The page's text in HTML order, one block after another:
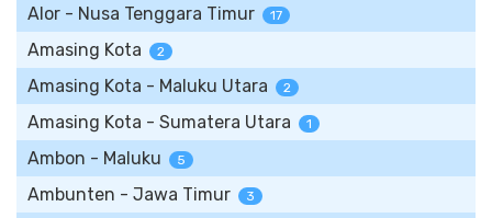
Alor - Nusa Tenggara Timur 17
Amasing Kota 2
Amasing Kota - Maluku Utara 2
Amasing Kota - Sumatera Utara 1
Ambon - Maluku 5
Ambunten - Jawa Timur 3